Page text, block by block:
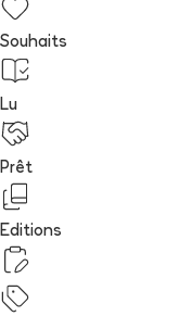
Souhaits
Lu
Prêt
Editions